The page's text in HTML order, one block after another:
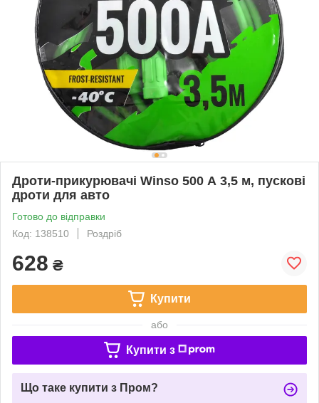
Дроти-прикурювачі Winso 500 А 3,5 м, пускові
дроти для авто
Готово до відправки
Код: 138510
Роздріб
628 ₴
Купити
або
Купити з
Що таке купити з Пром?